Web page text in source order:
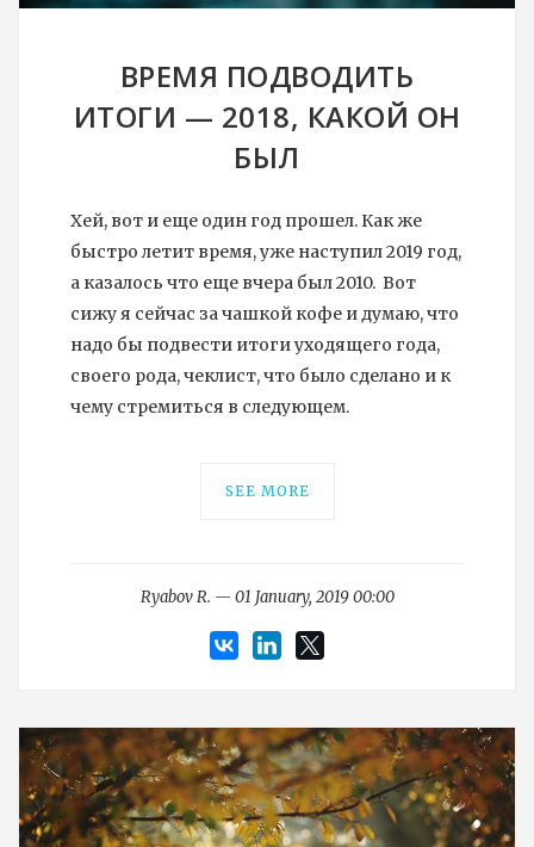
ВРЕМЯ ПОДВОДИТЬ
ИТОГИ — 2018, КАКОЙ ОН
БЫЛ
Хей, вот и еще один год прошел. Как же
быстро летит время, уже наступил 2019 год,
а казалось что еще вчера был 2010. Вот
сижу я сейчас за чашкой кофе и думаю, что
надо бы подвести итоги уходящего года,
своего рода, чеклист, что было сделано и к
чему стремиться в следующем.
SEE MORE
Ryabov R. — 01 January, 2019 00:00